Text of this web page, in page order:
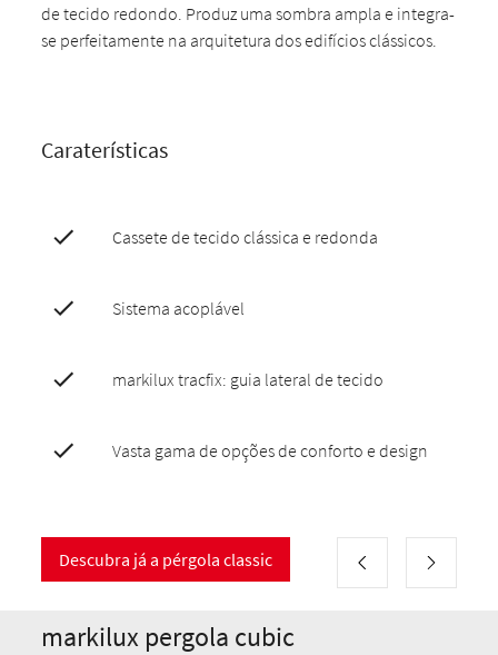
de tecido redondo. Produz uma sombra ampla e integra-
se perfeitamente na arquitetura dos edifícios clássicos.
Caraterísticas
Cassete de tecido clássica e redonda
Sistema acoplável
markilux tracfix: guia lateral de tecido
Vasta gama de opções de conforto e design
Descubra já a pérgola classic
markilux pergola cubic